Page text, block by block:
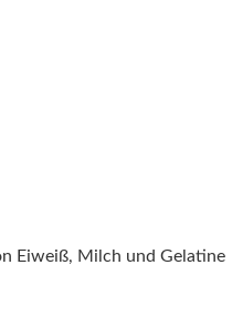
Eiweiß, Milch und Gelatine